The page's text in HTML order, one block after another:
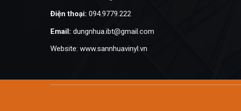
Điện thoại: 094.9779.222
Email: dungnhua.ibt@gmail.com
Website: www.sannhuavinyl.vn